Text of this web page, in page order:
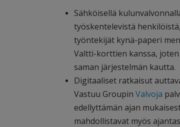
Sähköisellä
työskentelevistä
työntekijät kynä-paperi
Valtti-korttien kanssa,
saman järjestelmän kautta.
Digitaaliset ratkaisut
Vastuu GroupinValvoja
edellyttämän ajan
mahdollistavat myös